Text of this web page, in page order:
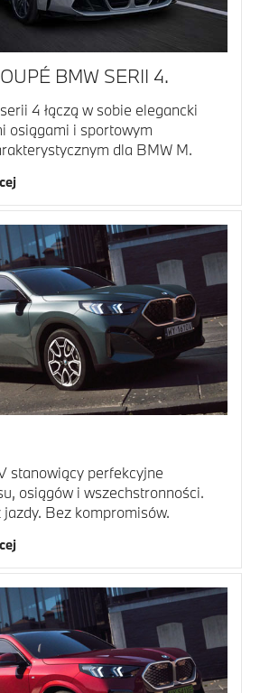
BMW SERII 4.
4 łączą w sobie elegancki
osiągami i sportowym
dla BMW M.
stanowiący perfekcyjne
osiągów i wszechstronności.
Bez kompromisów.